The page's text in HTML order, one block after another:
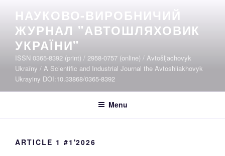
content
НАУКОВО-ВИРОБНИЧИЙ
ЖУРНАЛ "АВТОШЛЯХОВИК
УКРАЇНИ"
ISSN 0365-8392 (print) / 2958-0757 (online) / Avtošljachovyk
Ukraïny / A Scientific and Industrial Journal the Avtoshliakhovyk
Ukrayiny DOI:10.33868/0365-8392
Menu
ARTICLE 1 #1'2026